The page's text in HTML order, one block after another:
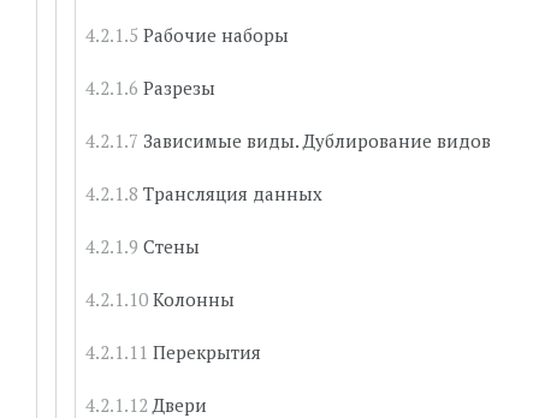
Рабочие наборы
Разрезы
Зависимые виды. Дублирование видов
Трансляция данных
Стены
Колонны
Перекрытия
Двери